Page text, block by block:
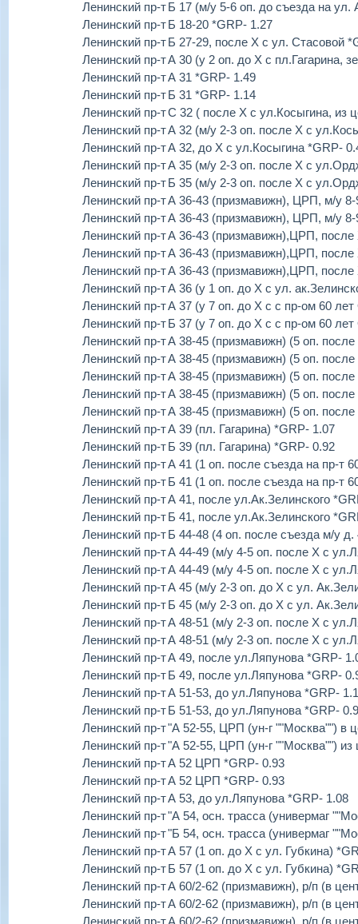
Ленинский пр-тБ 17 (м/у 5-6 оп. до съезда на ул.
Ленинский пр-тБ 18-20 *GRP- 1.27
Ленинский пр-тБ 27-29, после Х с ул. Стасовой
Ленинский пр-тА 30 (у 2 оп. до Х с пл.Гагарина,
Ленинский пр-тА 31 *GRP- 1.49
Ленинский пр-тБ 31 *GRP- 1.14
Ленинский пр-тС 32 ( после Х с ул.Косыгина, из
Ленинский пр-тА 32 (м/у 2-3 оп. после Х с
Ленинский пр-тА 32, до Х с ул.Косыгина *GRP-
Ленинский пр-тА 35 (м/у 2-3 оп. после Х с
Ленинский пр-тБ 35 (м/у 2-3 оп. после Х с
Ленинский пр-тА 36-43 (призмавижн), ЦРП, м/у 8-
Ленинский пр-тА 36-43 (призмавижн), ЦРП, м/у 8-
Ленинский пр-тА 36-43 (призмавижн),ЦРП, после
Ленинский пр-тА 36-43 (призмавижн),ЦРП, после
Ленинский пр-тА 36-43 (призмавижн),ЦРП, после
Ленинский пр-тА 36 (у 1 оп. до Х с ул.
Ленинский пр-тА 37 (у 7 оп. до Х с с пр-ом 60
Ленинский пр-тБ 37 (у 7 оп. до Х с с пр-ом 60
Ленинский пр-тА 38-45 (призмавижн) (5 оп.
Ленинский пр-тА 38-45 (призмавижн) (5 оп.
Ленинский пр-тА 38-45 (призмавижн) (5 оп.
Ленинский пр-тА 38-45 (призмавижн) (5 оп.
Ленинский пр-тА 38-45 (призмавижн) (5 оп.
Ленинский пр-тА 39 (пл. Гагарина) *GRP- 1.07
Ленинский пр-тБ 39 (пл. Гагарина) *GRP- 0.92
Ленинский пр-тА 41 (1 оп. после съезда на пр-т
Ленинский пр-тБ 41 (1 оп. после съезда на пр-т
Ленинский пр-тА 41, после ул.Ак.Зелинского
Ленинский пр-тБ 41, после ул.Ак.Зелинского
Ленинский пр-тБ 44-48 (4 оп. после съезда м/у
Ленинский пр-тА 44-49 (м/у 4-5 оп. после Х с
Ленинский пр-тА 44-49 (м/у 4-5 оп. после Х с
Ленинский пр-тА 45 (м/у 2-3 оп. до Х с ул.
Ленинский пр-тБ 45 (м/у 2-3 оп. до Х с ул.
Ленинский пр-тА 48-51 (м/у 2-3 оп. после Х с
Ленинский пр-тА 48-51 (м/у 2-3 оп. после Х с
Ленинский пр-тА 49, после ул.Ляпунова *GRP-
Ленинский пр-тБ 49, после ул.Ляпунова *GRP-
Ленинский пр-тА 51-53, до ул.Ляпунова *GRP- 1.1
Ленинский пр-тБ 51-53, до ул.Ляпунова *GRP-
Ленинский пр-т"А 52-55, ЦРП (ун-г ""Москва"") в
Ленинский пр-т"А 52-55, ЦРП (ун-г ""Москва"") из
Ленинский пр-тА 52 ЦРП *GRP- 0.93
Ленинский пр-тА 52 ЦРП *GRP- 0.93
Ленинский пр-тА 53, до ул.Ляпунова *GRP- 1.08
Ленинский пр-т"А 54, осн. трасса (универмаг
Ленинский пр-т"Б 54, осн. трасса (универмаг
Ленинский пр-тА 57 (1 оп. до Х с ул. Губкина)
Ленинский пр-тБ 57 (1 оп. до Х с ул. Губкина)
Ленинский пр-тА 60/2-62 (призмавижн), р/п (в
Ленинский пр-тА 60/2-62 (призмавижн), р/п (в
Ленинский пр-тА 60/2-62 (призмавижн), р/п (в